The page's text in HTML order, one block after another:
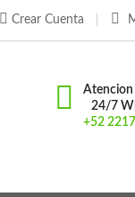
Crear Cuenta
Atencion
24/7
+52